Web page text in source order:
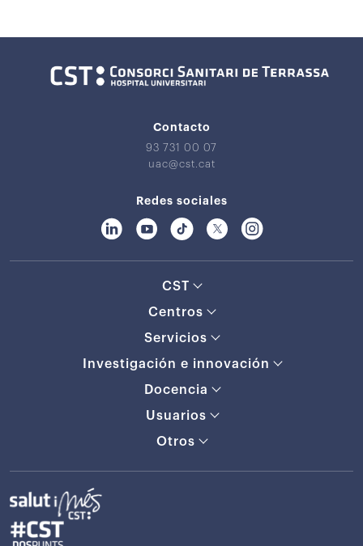
Contacto
93 731 00 07
uac@cst.cat
Redes sociales
CST
Centros
Servicios
Investigación e innovación
Docencia
Usuarios
Otros